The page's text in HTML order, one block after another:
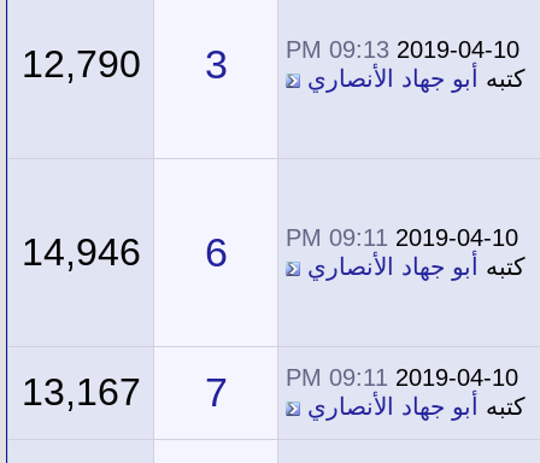
2019-04-10
09:13 PM
كتبه
أبو جهاد الأنصاري 3
12,790
2019-04-10
09:11 PM
كتبه
أبو جهاد الأنصاري 6
14,946
2019-04-10
09:11 PM
كتبه
أبو جهاد الأنصاري 7
13,167